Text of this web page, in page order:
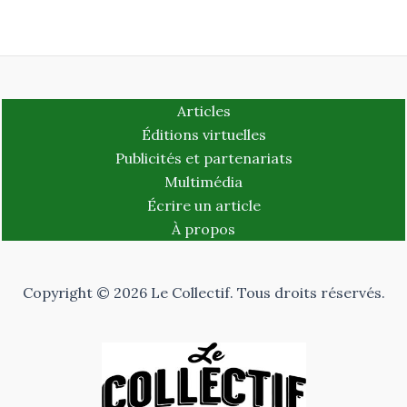
Articles
Éditions virtuelles
Publicités et partenariats
Multimédia
Écrire un article
À propos
Copyright © 2026 Le Collectif. Tous droits réservés.